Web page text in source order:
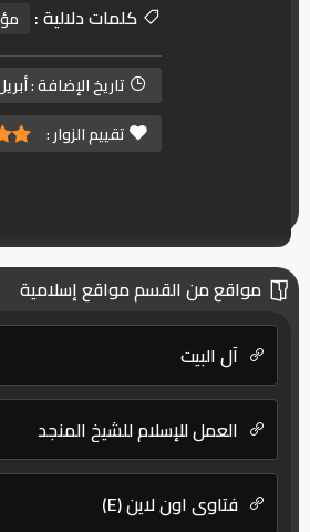
كلمات دلالية :
تاريخ الإضافة :أبريل 18,
تقييم الزوار :
مواقع من القسم مواقع إسلامية
آل البيت
العمل للإسلام للشيخ المنجد
فتاوى اون لاين (E)